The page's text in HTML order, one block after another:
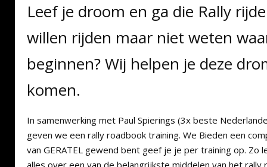
Leef je droom en ga die Rally
willen rijden maar niet weten
beginnen? Wij helpen je deze
komen.
In samenwerking met Paul Spierings (3x beste
geven we een rally roadbook training. We Bieden een
van GERATEL gewend bent geef je je per training op. Zo
alles over een van de belangrijkste middelen van het rally